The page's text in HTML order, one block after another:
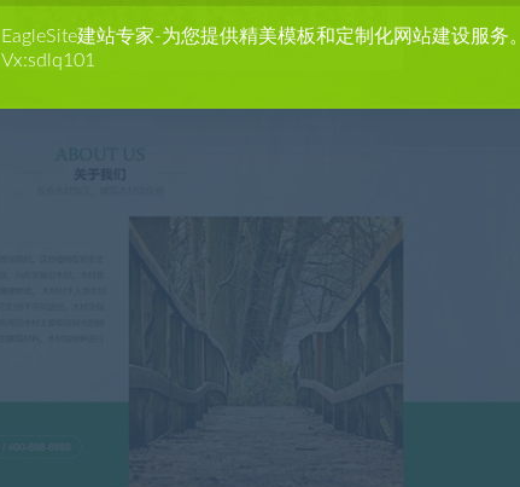
EagleSite建站专家-为您提供精美模板和定制化网站建设服务。
Vx:sdlq101